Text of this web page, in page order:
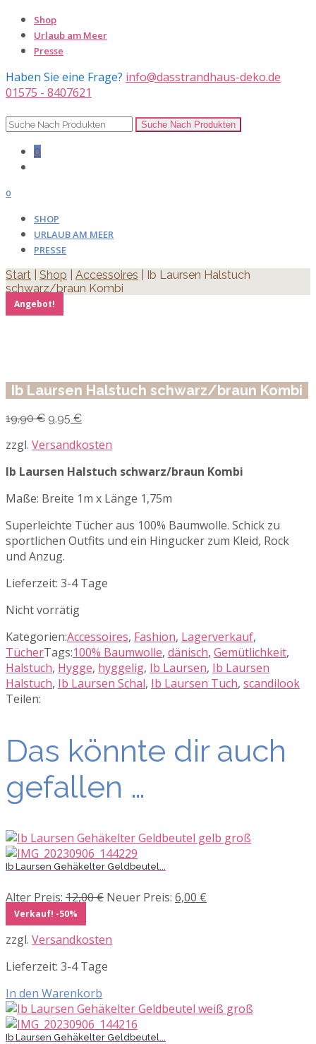
Shop
Urlaub am Meer
Presse
Haben Sie eine Frage? info@dasstrandhaus-deko.de
01575 - 8407621
0
0
SHOP
URLAUB AM MEER
PRESSE
Start Shop Accessoires | Ib Laursen Halstuch
schwarz/braun Kombi
Angebot!
Ib Laursen Halstuch schwarz/braun Kombi
19,90€ Ursprünglicher
war:
9,95 €Aktueller
ist:
zzgl. Versandkosten
Ib Laursen Halstuch schwarz/braun Kombi
Maße: Breite 1m x Länge 1,75m
Superleichte Tücher aus 100% Baumwolle. Schick zu
sportlichen Outfits und ein Hingucker zum Kleid, Rock
und Anzug.
Lieferzeit: 3-4 Tage
Nicht vorrätig
Kategorien:Accessoires, Fashion, Lagerverkauf,
TücherTags:100% Baumwolle, dänisch, Gemütlichkeit,
Halstuch, Hygge, hyggelig, Ib Laursen, Ib Laursen
Halstuch, Ib Laursen Schal, Ib Laursen Tuch, scandilook
Teilen:
Das könnte dir auch
gefallen …
Ib Laursen Gehäkelter Geldbeutel...
Alter Preis: 12,00€ Ursprünglicher
12,00 €
Neuer Preis: 6,00 €
Verkauf! -50%
zzgl. Versandkosten
Lieferzeit: 3-4 Tage
In den Warenkorb
Ib Laursen Gehäkelter Geldbeutel...